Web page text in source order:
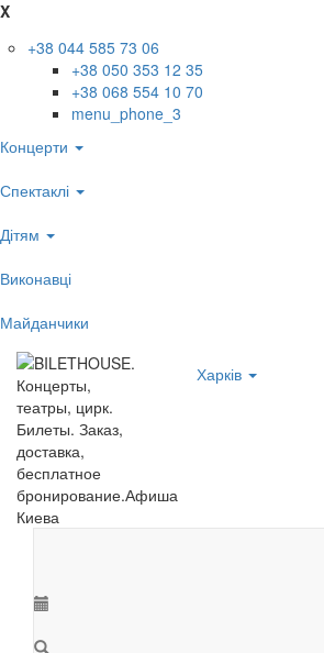
X
+38 044 585 73 06
+38 050 353 12 35
+38 068 554 10 70
menu_phone_3
Концерти
Спектаклі
Дітям
Виконавці
Майданчики
Харків